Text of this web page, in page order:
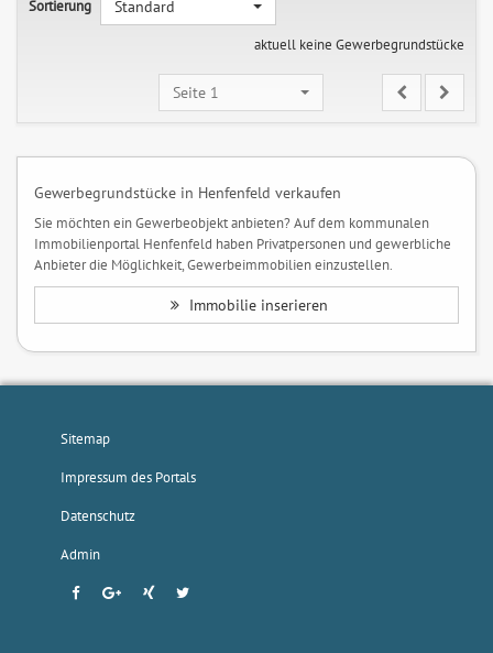
Sortierung
Standard
aktuell keine Gewerbegrundstücke
Seite 1
Gewerbegrundstücke in Henfenfeld verkaufen
Sie möchten ein Gewerbeobjekt anbieten? Auf dem kommunalen
Immobilienportal Henfenfeld haben Privatpersonen und gewerbliche
Anbieter die Möglichkeit, Gewerbeimmobilien einzustellen.
Immobilie inserieren
Sitemap
Impressum des Portals
Datenschutz
Admin